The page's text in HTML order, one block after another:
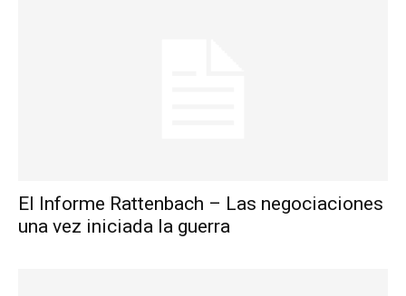
El Informe Rattenbach – Las negociaciones
una vez iniciada la guerra